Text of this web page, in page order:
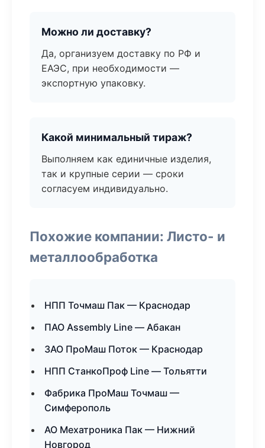
Можно ли доставку?
Да, организуем доставку по РФ и
ЕАЭС, при необходимости —
экспортную упаковку.
Какой минимальный тираж?
Выполняем как единичные изделия,
так и крупные серии — сроки
согласуем индивидуально.
Похожие компании: Листо- и
металлообработка
НПП Точмаш Пак — Краснодар
ПАО Assembly Line — Абакан
ЗАО ПроМаш Поток — Краснодар
НПП СтанкоПроф Line — Тольятти
Фабрика ПроМаш Точмаш —
Симферополь
АО Мехатроника Пак — Нижний
Новгород